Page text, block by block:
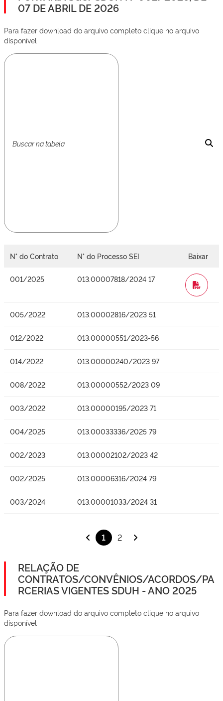
07 DE ABRIL DE 2026
Para fazer download do arquivo completo clique no arquivo
disponível
N° do Contrato N° do Processo SEI Baixar
001/2025 013.00007818/2024 17
WORD
005/2022 013.00002816/2023 51
012/2022 013.00000551/2023-56
014/2022 013.00000240/2023 97
008/2022 013.00000552/2023 09
003/2022 013.00000195/2023 71
004/2025 013.00033336/2025 79
002/2023 013.00002102/2023 42
002/2025 013.00006316/2024 79
003/2024 013.00001033/2024 31
1 2
RELAÇÃO DE
CONTRATOS/CONVÊNIOS/ACORDOS/PA
RCERIAS VIGENTES SDUH - ANO 2025
Para fazer download do arquivo completo clique no arquivo
disponível